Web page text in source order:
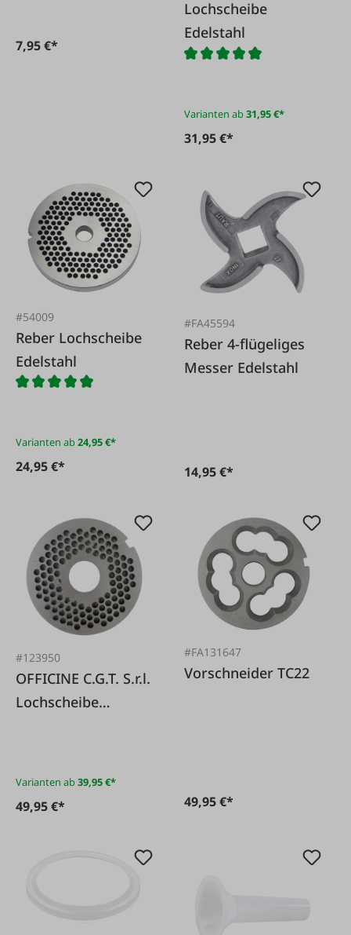
7,95 €*
Lochscheibe
Edelstahl
Varianten ab31,95 €*
31,95 €*
#54009
Reber Lochscheibe
Edelstahl
Varianten ab24,95 €*
24,95 €*
#FA45594
Reber 4-flügeliges
Messer Edelstahl
14,95 €*
#123950
OFFICINE C.G.T. S.r.l.
Lochscheibe
Varianten ab39,95 €*
49,95 €*
#FA131647
Vorschneider TC22
49,95 €*